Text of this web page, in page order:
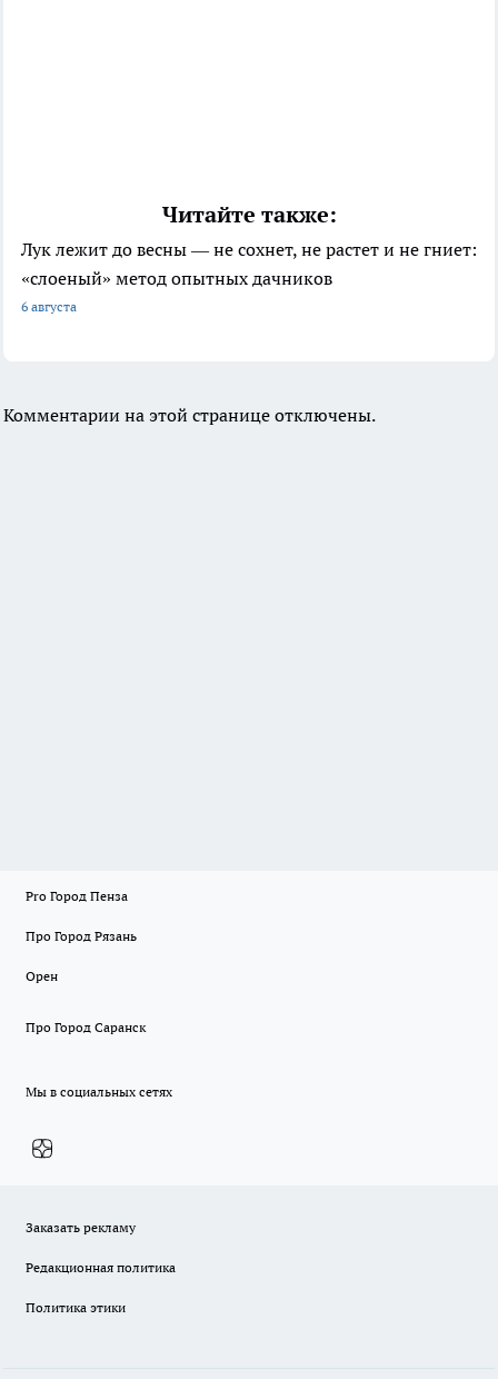
Читайте также:
Лук лежит до весны — не сохнет, не растет и не гниет:
«слоеный» метод опытных дачников
6 августа
Комментарии на этой странице отключены.
Pro Город Пенза
Про Город Рязань
Орен
Про Город Саранск
Мы в социальных сетях
Заказать рекламу
Редакционная политика
Политика этики